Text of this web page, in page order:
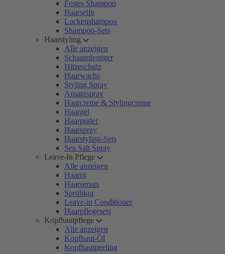
Festes Shampoo
Haarseife
Lockenshampoo
Shampoo-Sets
Haarstyling
Alle anzeigen
Schaumfestiger
Hitzeschutz
Haarwachs
Styling Spray
Ansatzspray
Haarcreme & Stylingcreme
Haargel
Haarpuder
Haarspray
Haarstyling-Sets
Sea Salt Spray
Leave-In Pflege
Alle anzeigen
Haaröl
Haarserum
Sprühkur
Leave-in Conditioner
Haarpflegesets
Kopfhautpflege
Alle anzeigen
Kopfhaut-Öl
Kopfhautpeeling